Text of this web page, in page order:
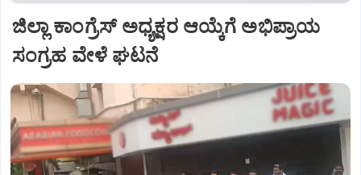
ಜಿಲ್ಲಾ ಕಾಂಗ್ರೆಸ್ ಅಧ್ಯಕ್ಷರ ಆಯ್ಕೆಗೆ ಅಭಿಪ್ರಾಯ
ಸಂಗ್ರಹ ವೇಳೆ ಘಟನೆ